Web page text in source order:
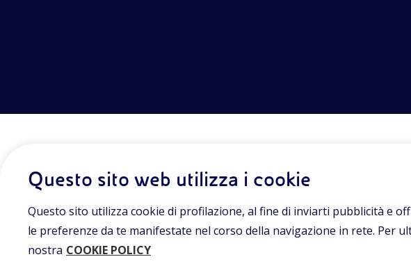
Questo sito web utilizza i cookie
Questo sito utilizza cookie di profilazione, al fine di inviarti pubblicità e
le preferenze da te manifestate nel corso della navigazione in rete. Per
nostra COOKIE POLICY